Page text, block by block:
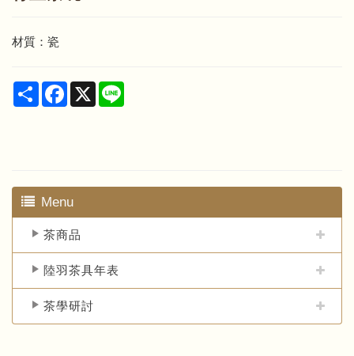
材質：瓷
Share Facebook
X
Menu
茶商品
陸羽茶具年表
茶學研討